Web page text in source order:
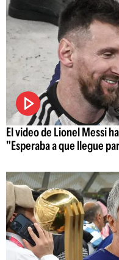
El video de Lionel Messi
"Esperaba a que llegue